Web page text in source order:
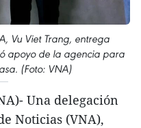
Vu Viet Trang, entrega
apoyo de la agencia para
(Foto: VNA)
Una delegación
Noticias (VNA),